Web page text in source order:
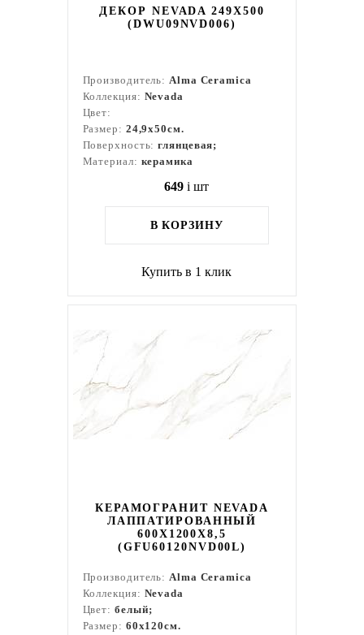
ДЕКОР NEVADA 249X500
(DWU09NVD006)
Производитель:Alma Ceramica
Коллекция: Nevada
Цвет:
Размер: 24,9x50см.
Поверхность:глянцевая;
Материал: керамика
649 i шт
В КОРЗИНУ
Купить в 1 клик
КЕРАМОГРАНИТ NEVADA
ЛАППАТИРОВАННЫЙ
600X1200X8,5
(GFU60120NVD00L)
Производитель:Alma Ceramica
Коллекция: Nevada
Цвет: белый;
Размер: 60x120см.